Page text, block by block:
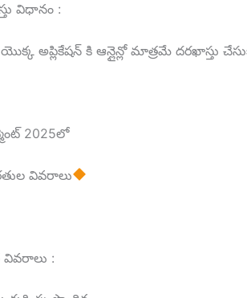
విధానం :
అప్లికేషన్ కి ఆన్లైన్లో మాత్రమే దరఖాస్తు
2025లో
వివరాలు
వివరాలు :